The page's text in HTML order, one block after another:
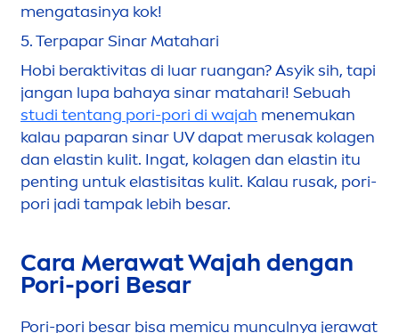
mengatasinya kok!
5.Terpapar Sinar Matahari
Hobi beraktivitas di luar ruangan? Asyik sih, tapi
jangan lupa bahaya sinar matahari! Sebuah
studi tentang pori-pori di wajah menemukan
kalau paparan sinar UV dapat merusak kolagen
dan elastin kulit. Ingat, kolagen dan elastin itu
penting untuk elastisitas kulit. Kalau rusak, pori-
pori jadi tampak lebih besar.
Cara Merawat Wajah dengan
Pori-pori Besar
Pori-pori besar bisa memicu munculnya jerawat